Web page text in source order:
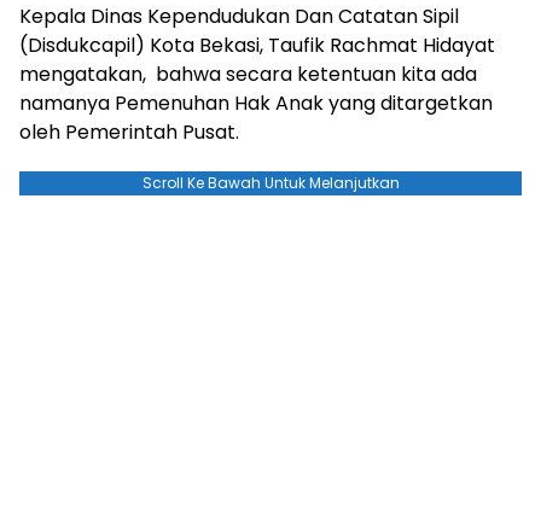
Kepala Dinas Kependudukan Dan Catatan Sipil
(Disdukcapil) Kota Bekasi, Taufik Rachmat Hidayat
mengatakan, bahwa secara ketentuan kita ada
namanya Pemenuhan Hak Anak yang ditargetkan
oleh Pemerintah Pusat.
Scroll Ke Bawah Untuk Melanjutkan